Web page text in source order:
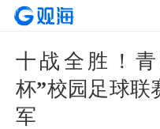
十战全胜！
杯”校园足球联
军